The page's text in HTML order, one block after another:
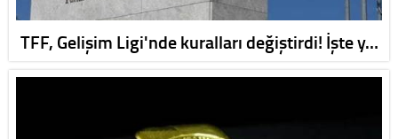
TFF, Gelişim Ligi'nde kuralları değiştirdi! İşte y…